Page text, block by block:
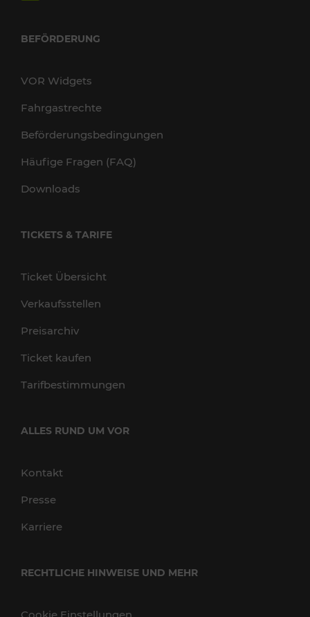
BEFÖRDERUNG
VOR Widgets
Fahrgastrechte
Beförderungsbedingungen
Häufige Fragen (FAQ)
Downloads
TICKETS & TARIFE
Ticket Übersicht
Verkaufsstellen
Preisarchiv
Ticket kaufen
Tarifbestimmungen
ALLES RUND UM VOR
Kontakt
Presse
Karriere
RECHTLICHE HINWEISE UND MEHR